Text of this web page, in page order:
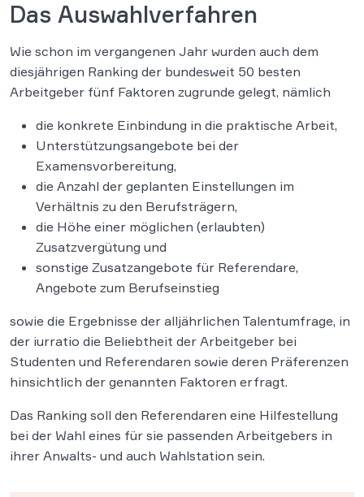
Das Auswahlverfahren
Wie schon im vergangenen Jahr wurden auch dem
diesjährigen Ranking der bundesweit 50 besten
Arbeitgeber fünf Faktoren zugrunde gelegt, nämlich
die konkrete Einbindung in die praktische Arbeit,
Unterstützungsangebote bei der
Examensvorbereitung,
die Anzahl der geplanten Einstellungen im
Verhältnis zu den Berufsträgern,
die Höhe einer möglichen (erlaubten)
Zusatzvergütung und
sonstige Zusatzangebote für Referendare,
Angebote zum Berufseinstieg
sowie die Ergebnisse der alljährlichen Talentumfrage, in
der iurratio die Beliebtheit der Arbeitgeber bei
Studenten und Referendaren sowie deren Präferenzen
hinsichtlich der genannten Faktoren erfragt.
Das Ranking soll den Referendaren eine Hilfestellung
bei der Wahl eines für sie passenden Arbeitgebers in
ihrer Anwalts- und auch Wahlstation sein.